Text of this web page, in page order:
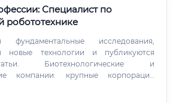
Специалист по
робототехнике
фундаментальные исследования,
новые технологии и публикуются
Биотехнологические и
компании: крупные корпорации
инвестируют в R&D, связанные с